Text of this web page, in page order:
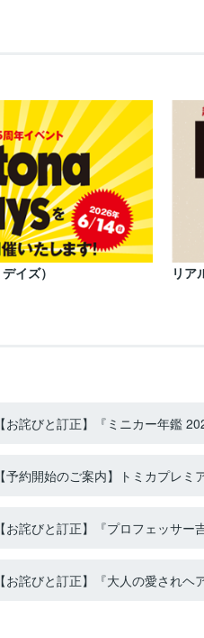
イズ） リア
【お詫びと訂正】『ミニカー年鑑
【予約開始のご案内】トミカプレ
【お詫びと訂正】『プロフェッサ
【お詫びと訂正】『大人の愛されヘ